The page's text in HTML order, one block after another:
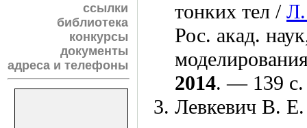
ссылки
библиотека
конкурсы
документы
адреса и телефоны
тонких тел /
Рос. акад.
2014. — 139 с.
Левкевич В. Е.